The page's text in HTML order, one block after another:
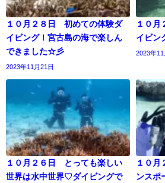
１０月２８日 初めての体験ダ
イビング！宮古島の海で楽しん
できました☆彡
2023年11月21日
１０
イビン
2023年11
１０月２６日 とっても楽しい
世界は水中世界♡ダイビングで
１０月
ンスポ